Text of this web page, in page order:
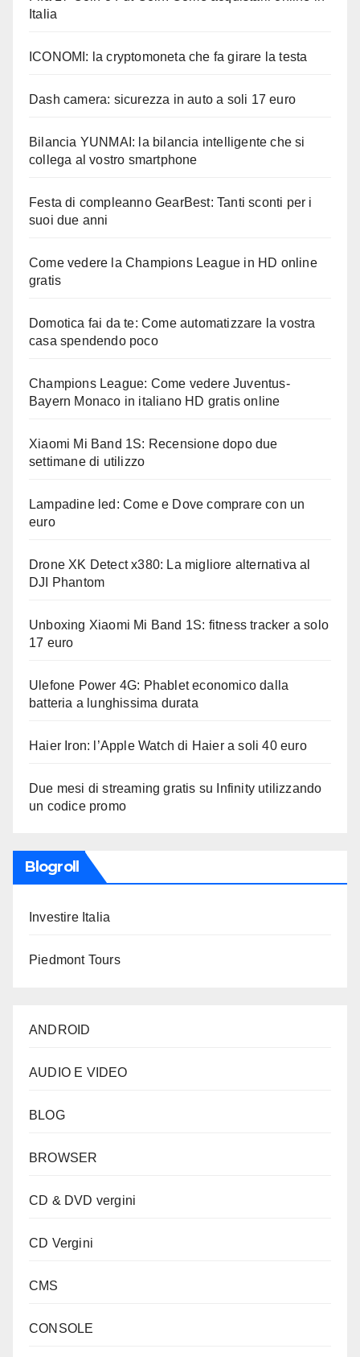
Italia
ICONOMI: la cryptomoneta che fa girare la testa
Dash camera: sicurezza in auto a soli 17 euro
Bilancia YUNMAI: la bilancia intelligente che si
collega al vostro smartphone
Festa di compleanno GearBest: Tanti sconti per i
suoi due anni
Come vedere la Champions League in HD online
gratis
Domotica fai da te: Come automatizzare la vostra
casa spendendo poco
Champions League: Come vedere Juventus-
Bayern Monaco in italiano HD gratis online
Xiaomi Mi Band 1S: Recensione dopo due
settimane di utilizzo
Lampadine led: Come e Dove comprare con un
euro
Drone XK Detect x380: La migliore alternativa al
DJI Phantom
Unboxing Xiaomi Mi Band 1S: fitness tracker a solo
17 euro
Ulefone Power 4G: Phablet economico dalla
batteria a lunghissima durata
Haier Iron: l’Apple Watch di Haier a soli 40 euro
Due mesi di streaming gratis su Infinity utilizzando
un codice promo
Blogroll
Investire Italia
Piedmont Tours
ANDROID
AUDIO E VIDEO
BLOG
BROWSER
CD & DVD vergini
CD Vergini
CMS
CONSOLE